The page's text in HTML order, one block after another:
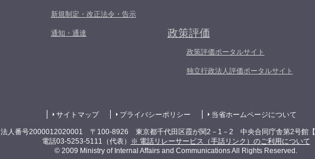
新規制定・改正法令・告示
通知・通達 政策評価
政策評価ポータルサイト
独立行政法人評価ポータルサイト
サイトマップ プライバシーポリシー 当省ホームページについて
法人番号2000012020001 〒100-8926 東京都千代田区霞が関2－1－2 中央合同庁舎第2号館【
電話03-5253-5111（代表）
※ 電話リレーサービス（手話リンク）のご利用について
© 2009 Ministry of Internal Affairs and Communications All Rights Reserved.